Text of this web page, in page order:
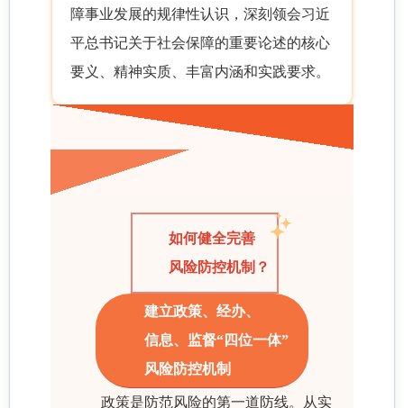
障事业发展的规律性认识，深刻领会习近
平总书记关于社会保障的重要论述的核心
要义、精神实质、丰富内涵和实践要求。
如何健全完善
风险防控机制？
建立政策、经办、
信息、监督“四位一体”
风险防控机制
政策是防范风险的第一道防线。从实